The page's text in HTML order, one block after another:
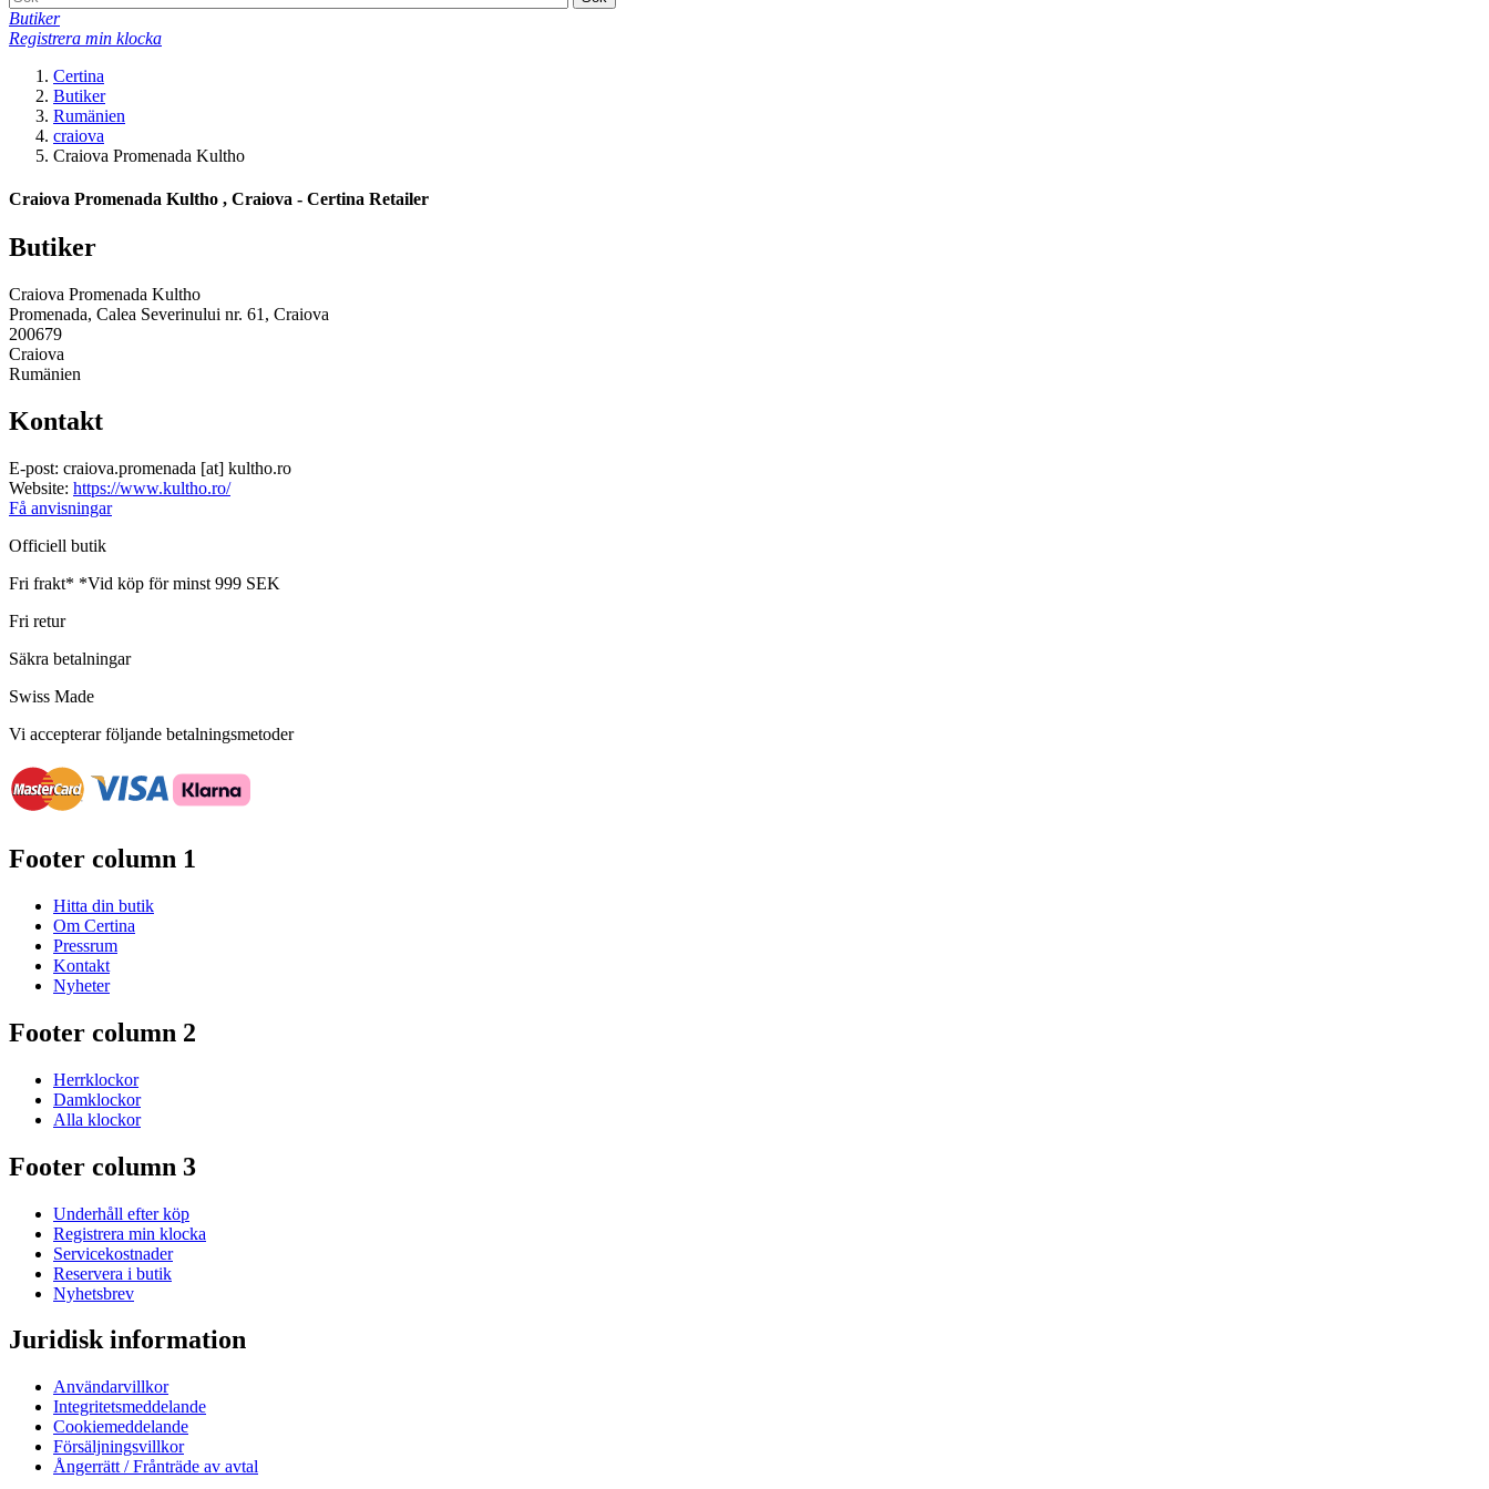
Butiker
Registrera min klocka
Certina
Butiker
Rumänien
craiova
Craiova Promenada Kultho
Craiova Promenada Kultho , Craiova - Certina Retailer
Butiker
Craiova Promenada Kultho
Promenada, Calea Severinului nr. 61, Craiova
200679
Craiova
Rumänien
Kontakt
E-post: craiova.promenada [at] kultho.ro
Website: https://www.kultho.ro/
Få anvisningar
Officiell butik
Fri frakt* *Vid köp för minst 999 SEK
Fri retur
Säkra betalningar
Swiss Made
Vi accepterar följande betalningsmetoder
Footer column 1
Hitta din butik
Om Certina
Pressrum
Kontakt
Nyheter
Footer column 2
Herrklockor
Damklockor
Alla klockor
Footer column 3
Underhåll efter köp
Registrera min klocka
Servicekostnader
Reservera i butik
Nyhetsbrev
Juridisk information
Användarvillkor
Integritetsmeddelande
Cookiemeddelande
Försäljningsvillkor
Ångerrätt / Frånträde av avtal